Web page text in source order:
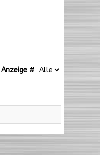
Anzeige #